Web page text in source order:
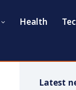
Health
Latest